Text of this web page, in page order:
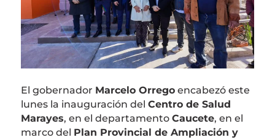
El gobernador Marcelo Orregoencabezó este
lunes la inauguración del Centro de Salud
Marayes, en el departamento Caucete, en el
marco del Plan Provincial de Ampliación y